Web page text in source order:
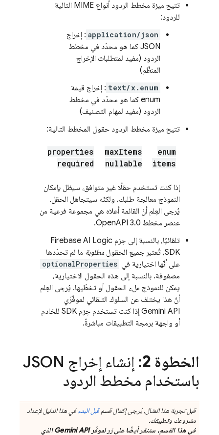
تتيح ميزة مخطط الردود أنواع MIME التالية
للردود:
application/json : إخراج
JSON كما هو محدّد في مخطط
الردود (مفيد لمتطلبات الإخراج
المنظَّم)
text/x.enum : إخراج قيمة
enum كما هو محدّد في مخطط
الردود (مفيد لمهام التصنيف)
تتيح ميزة مخطط الردود حقول المخطط التالية:
enum
items
maxItems
nullable
properties
required
إذا كنت تستخدم حقلًا غير متوافق، سيظل بإمكان
النموذج معالجة طلبك، ولكنّه سيتجاهل الحقل.
يُرجى العِلم أنّ القائمة أعلاه هي مجموعة فرعية من
عنصر مخطط OpenAPI 3.0.
تلقائيًا، بالنسبة إلى حِزم Firebase AI Logic
SDK، تُعتبر جميع الحقول
مطلوبة ما لم تحدّدها
على أنّها اختيارية في optionalProperties
مصفوفة. بالنسبة إلى هذه الحقول الاختيارية،
يمكن للنموذج ملء الحقول أو تخطّيها. يُرجى العِلم
أنّ هذا يختلف عن السلوك التلقائي لموفّرَي
Gemini API
إذا كنت تستخدم حِزم SDK للخادم
أو واجهة برمجة التطبيقات مباشرةً.
الخطوة 2
: إنشاء إخراج JSON
باستخدام مخطط الردود
قبل تجربة هذا المثال، يُرجى إكمال قسمقبل البدءفي هذا الدليل لإعداد
مشروعك وتطبيقك.
في هذا القسم، ستنقر أيضًا على زر لموفّرGemini APIالذي